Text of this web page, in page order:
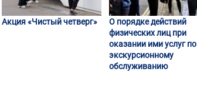
Акция «Чистый четверг»
О порядке действий
физических лиц при
оказании ими услуг по
экскурсионному
обслуживанию